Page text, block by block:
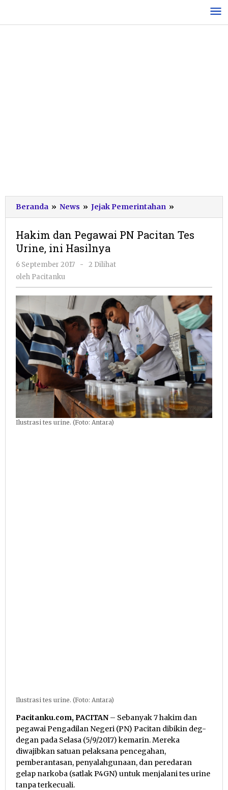
konten
Beranda » News » Jejak Pemerintahan »
dan
PN
Hakim dan Pegawai PN Pacitan Tes
Urine, ini Hasilnya
6 September 2017
oleh
-
2 Dilihat
oleh Pacitanku
Ilustrasi tes urine. (Foto: Antara)
Ilustrasi tes urine. (Foto: Antara)
Pacitanku.com, PACITAN – Sebanyak 7 hakim dan
pegawai Pengadilan Negeri (PN) Pacitan dibikin deg-
degan pada Selasa (5/9/2017) kemarin. Mereka
diwajibkan satuan pelaksana pencegahan,
pemberantasan, penyalahgunaan, dan peredaran
gelap narkoba (satlak P4GN) untuk menjalani tes urine
tanpa terkecuali.